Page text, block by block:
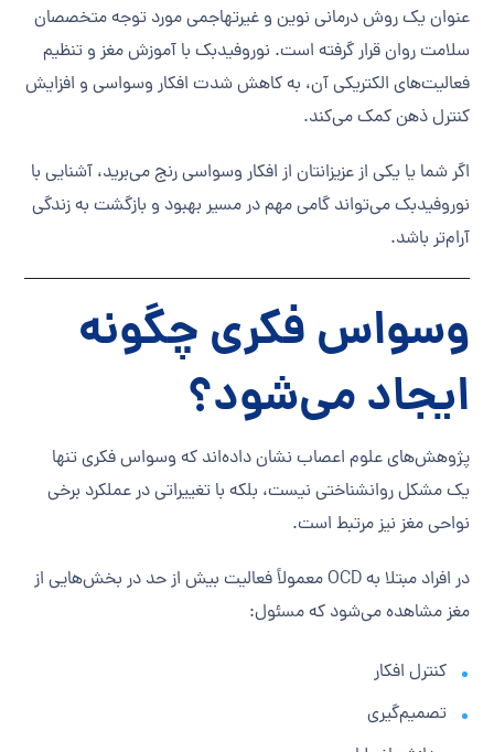
عنوان یک روش درمانی نوین و غیرتهاجمی مورد توجه متخصصان
سلامت روان قرار گرفته است. نوروفیدبک با آموزش مغز و تنظیم
فعالیت‌های الکتریکی آن، به کاهش شدت افکار وسواسی و افزایش
کنترل ذهن کمک می‌کند.
اگر شما یا یکی از عزیزانتان از افکار وسواسی رنج می‌برید، آشنایی با
نوروفیدبک می‌تواند گامی مهم در مسیر بهبود و بازگشت به زندگی
آرام‌تر باشد.
وسواس فکری چگونه
ایجاد می‌شود؟
پژوهش‌های علوم اعصاب نشان داده‌اند که وسواس فکری تنها
یک مشکل روانشناختی نیست، بلکه با تغییراتی در عملکرد برخی
نواحی مغز نیز مرتبط است.
در افراد مبتلا به OCD معمولاً فعالیت بیش از حد در بخش‌هایی از
مغز مشاهده می‌شود که مسئول:
کنترل افکار
تصمیم‌گیری